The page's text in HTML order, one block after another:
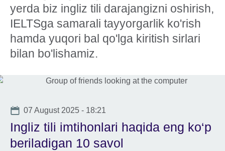
available.
yerda biz ingliz tili darajangizni oshirish,
IELTSga samarali tayyorgarlik ko'rish
hamda yuqori bal qo'lga kiritish sirlari
bilan bo'lishamiz.
Date
07 August 2025 - 18:21
Ingliz tili imtihonlari haqida eng ko‘p
beriladigan 10 savol